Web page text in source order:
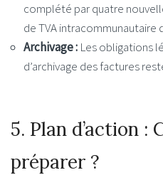
complété par quatre
de TVA intracommunautaire
Archivage : Les obligations
d’archivage des factures
5. Plan d’action :
préparer ?